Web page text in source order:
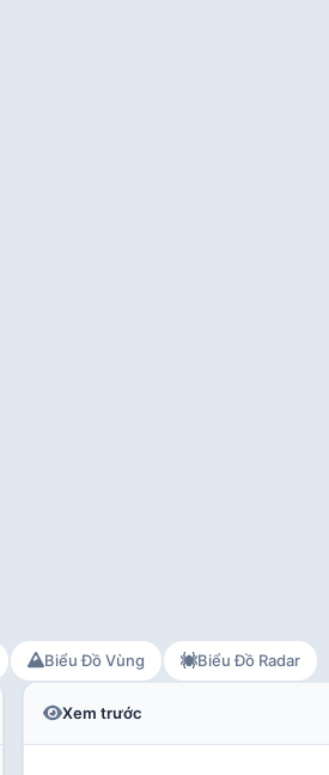
Biểu Đồ Vùng Biểu Đồ Radar
Xem trước